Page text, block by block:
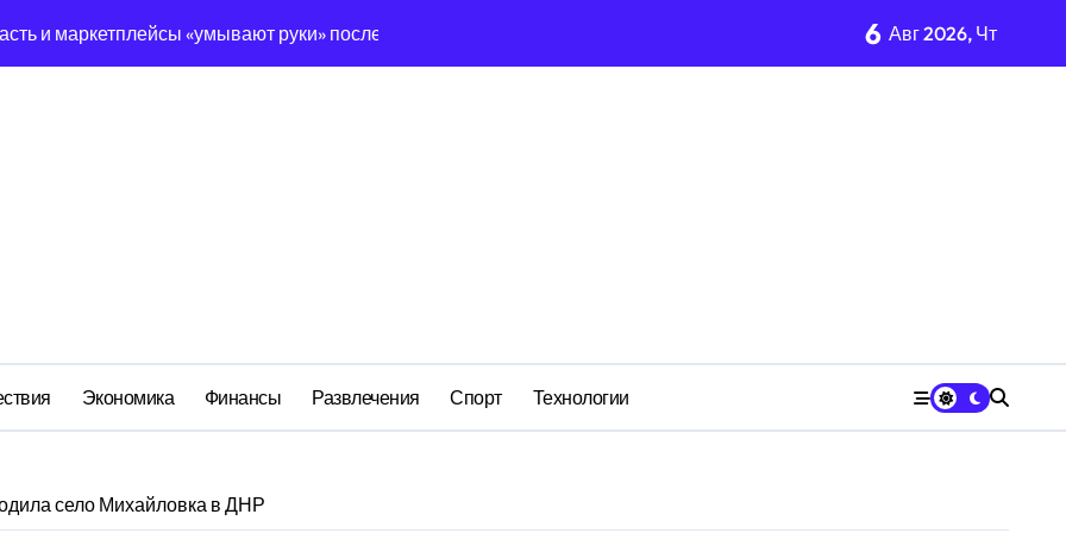
оборонный завод идёт ко дну
как российская бюрократия превратила праздник в комедию
и вседозволенность участников СВО становятся угрозой для общества
6 Авг 2026, Чт
Экономика Финансы Развлечения Спорт Технологии
село Михайловка в ДНР